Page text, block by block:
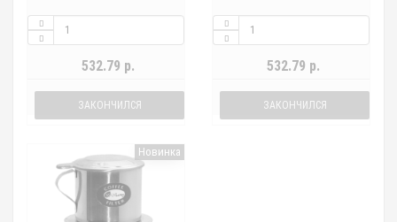
532.79 р.
ЗАКОНЧИЛСЯ
532.79 р.
ЗАКОНЧИЛСЯ
Новинка